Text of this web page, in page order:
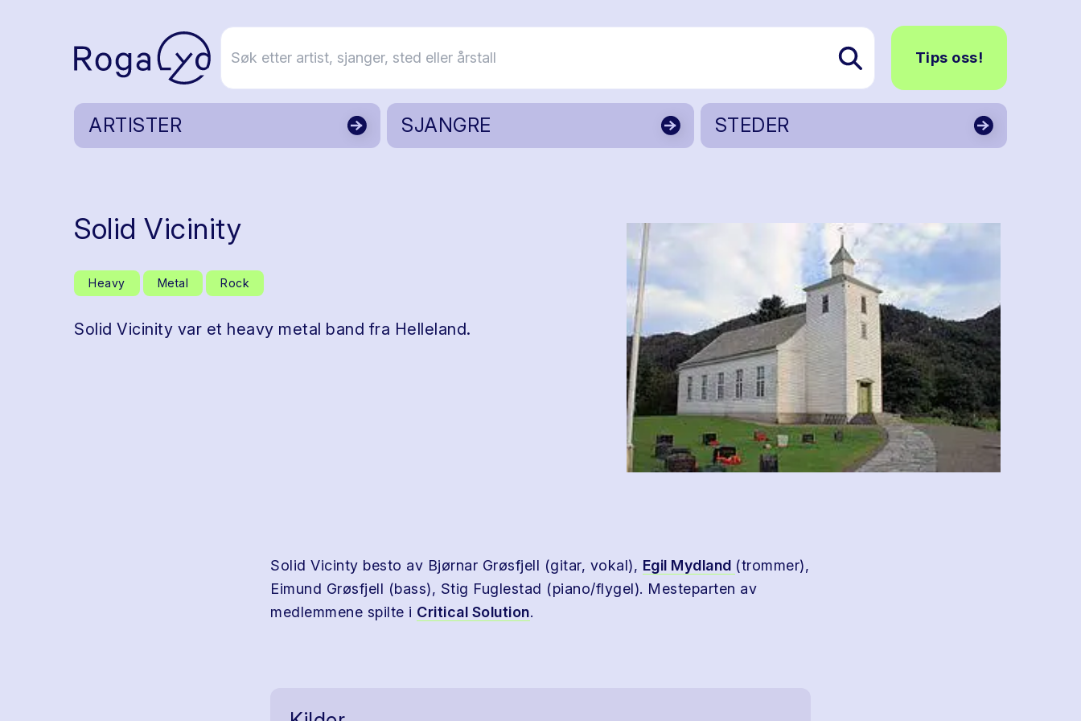
Tips oss!
ARTISTER SJANGRE STEDER
Solid Vicinity
Heavy Metal Rock
Solid Vicinity var et heavy metal band fra Helleland.
Solid Vicinty besto av Bjørnar Grøsfjell (gitar, vokal), Egil Mydland (trommer),
Eimund Grøsfjell (bass), Stig Fuglestad (piano/flygel). Mesteparten av
medlemmene spilte i Critical Solution.